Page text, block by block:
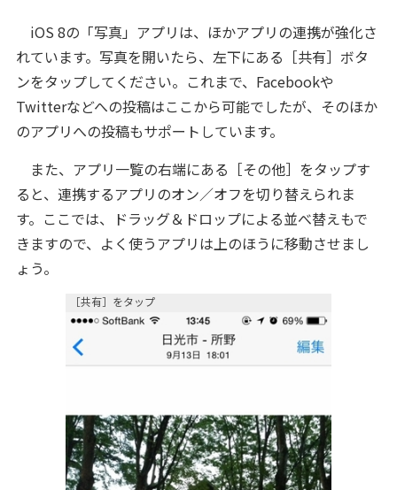
iOS 8の「写真」アプリは、ほかアプリの連携が強化さ
れています。写真を開いたら、左下にある［共有］ボタ
ンをタップしてください。これまで、Facebookや
Twitterなどへの投稿はここから可能でしたが、そのほか
のアプリへの投稿もサポートしています。
また、アプリ一覧の右端にある［その他］をタップす
ると、連携するアプリのオン／オフを切り替えられま
す。ここでは、ドラッグ＆ドロップによる並べ替えもで
きますので、よく使うアプリは上のほうに移動させまし
ょう。
［共有］をタップ